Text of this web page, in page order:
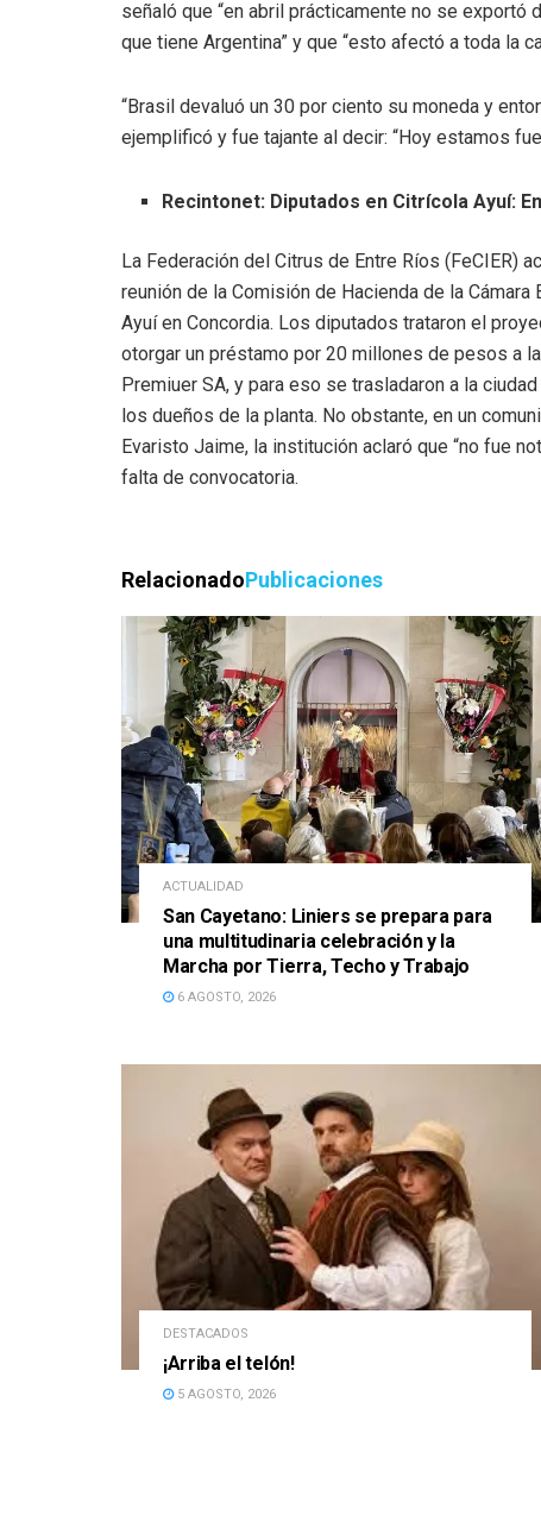
señaló que “en abril prácticamente no se
que tiene Argentina” y que “esto afectó a toda la
“Brasil devaluó un 30 por ciento su moneda y
ejemplificó y fue tajante al decir: “Hoy estamos
Recintonet: Diputados en Citrícola Ayuí:
La Federación del Citrus de Entre Ríos (FeCIER)
reunión de la Comisión de Hacienda de la
Ayuí en Concordia. Los diputados trataron el
otorgar un préstamo por 20 millones de pesos a
Premiuer SA, y para eso se trasladaron a la
los dueños de la planta. No obstante, en un
Evaristo Jaime, la institución aclaró que “no fue
falta de convocatoria.
RelacionadoPublicaciones
ACTUALIDAD
San Cayetano: Liniers se prepara para
una multitudinaria celebración y la
Marcha por Tierra, Techo y Trabajo
6 AGOSTO, 2026
DESTACADOS
¡Arriba el telón!
5 AGOSTO, 2026